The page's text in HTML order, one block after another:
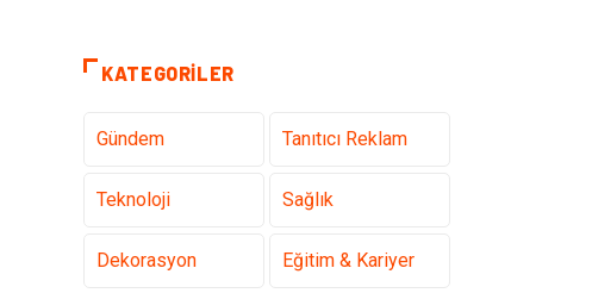
KATEGORILER
Gündem Tanıtıcı Reklam
Teknoloji Sağlık
Dekorasyon Eğitim & Kariyer